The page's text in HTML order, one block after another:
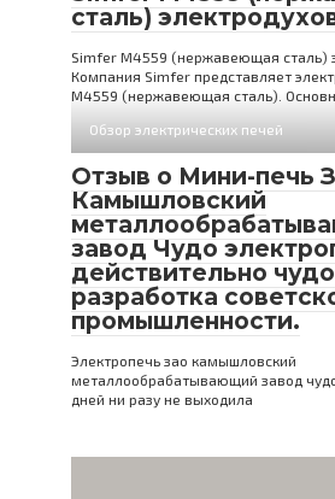
сталь)
Simfer M4559 (нержавеющая сталь)
Компания Simfer представляет
M4559 (нержавеющая сталь).
Обзор электрических печей
Отзыв о Мини-печь
Камышловский
завод Чудо
действительно чудо
разработка
промышленности.
Электропечь зао камышловский
металлообрабатывающий завод
дней ни разу не выходила